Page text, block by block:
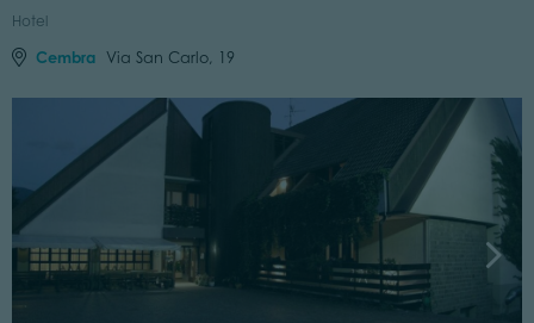
Hotel
Cembra Via San Carlo, 19